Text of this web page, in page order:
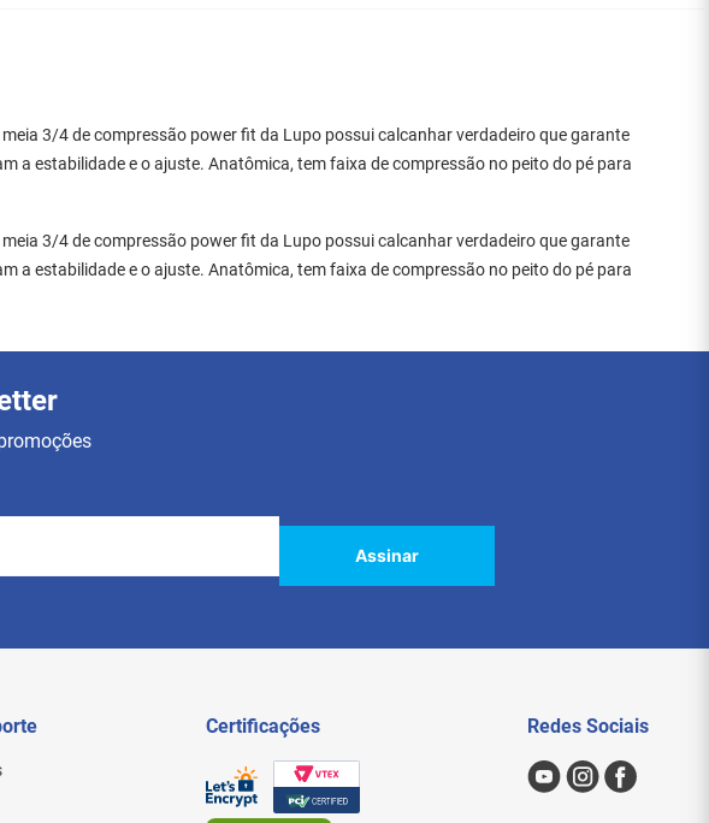
3/4 de compressão power fit da Lupo possui calcanhar verdadeiro que garante
a estabilidade e o ajuste. Anatômica, tem faixa de compressão no peito do pé para
3/4 de compressão power fit da Lupo possui calcanhar verdadeiro que garante
a estabilidade e o ajuste. Anatômica, tem faixa de compressão no peito do pé para
Assinar
Certificações Redes Sociais